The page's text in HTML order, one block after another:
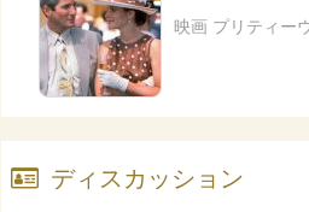
映画 プリティー
ディスカッション